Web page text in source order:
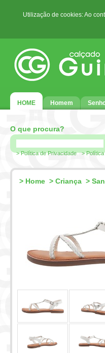
Utilização de cookies: Ao
HOME Homem
O que procura?
> Política de Privacidade >
> Home > Criança >